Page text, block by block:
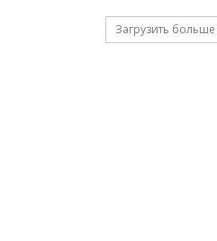
Загрузить больше